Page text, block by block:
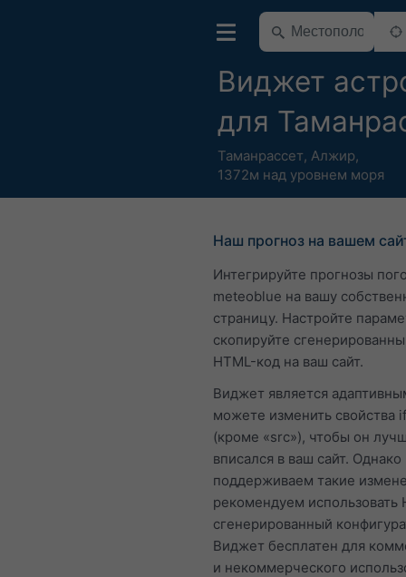
Виджет
для
Таманрассет, Алжир,
1372м над уровнем моря
Наш прогноз на вашем
Интегрируйте прогнозы
meteoblue на вашу
страницу. Настройте
скопируйте
HTML-код на ваш сайт.
Виджет является
можете изменить свойства
(кроме «src»), чтобы он
вписался в ваш сайт.
поддерживаем такие
рекомендуем использовать
сгенерированный
Виджет бесплатен для
и некоммерческого